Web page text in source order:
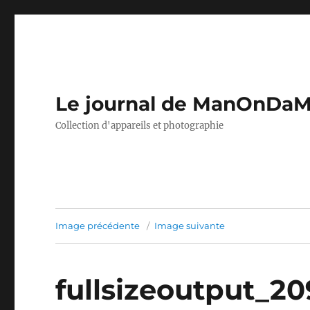
Le journal de
Collection d'appareils et photographie
Image précédente Image suivante